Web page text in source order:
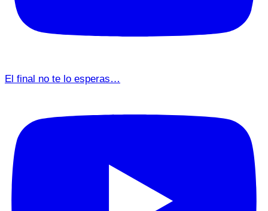
El final no te lo esperas…